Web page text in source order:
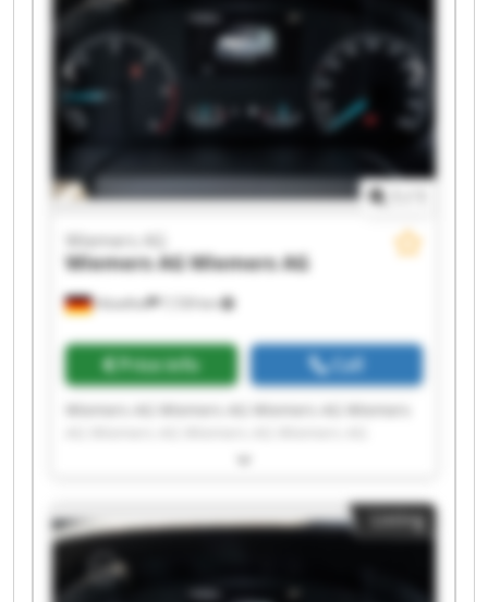
Hövelhof 7,729 km
Wiemers AG
Wiemers AGWiemers AG
Price info Call
Wiemers AG Wiemers AG Wiemers AG Wiemers
Wiemers AG Wiemers AG Wiemers AG Wiemers
Wiemers AG Wiemers AG Wiemers AG Wiemers
AG Wiemers AG Wiemers AG
Listing